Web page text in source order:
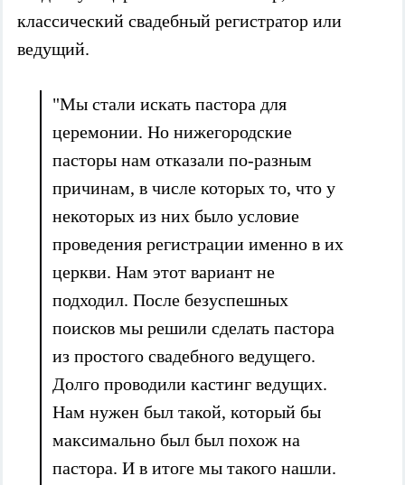
классический свадебный регистратор или
ведущий.
"Мы стали искать пастора для
церемонии. Но нижегородские
пасторы нам отказали по-разным
причинам, в числе которых то, что у
некоторых из них было условие
проведения регистрации именно в их
церкви. Нам этот вариант не
подходил. После безуспешных
поисков мы решили сделать пастора
из простого свадебного ведущего.
Долго проводили кастинг ведущих.
Нам нужен был такой, который бы
максимально был был похож на
пастора. И в итоге мы такого нашли.